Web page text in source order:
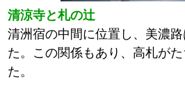
清涼寺と札の辻
清洲宿の中間に位置し、美濃
た。この関係もあり、高札が
た。